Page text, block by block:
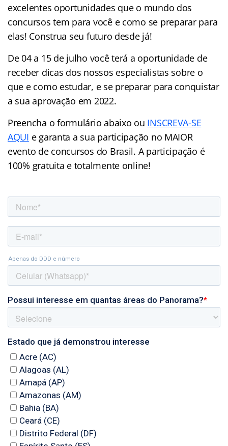
excelentes oportunidades que o mundo dos
concursos tem para você e como se preparar para
elas! Construa seu futuro desde já!
De 04 a 15 de julho você terá a oportunidade de
receber dicas dos nossos especialistas sobre o
que e como estudar, e se preparar para conquistar
a sua aprovação em 2022.
Preencha o formulário abaixo ou INSCREVA-SE
AQUI e garanta a sua participação no MAIOR
evento de concursos do Brasil. A participação é
100% gratuita e totalmente online!